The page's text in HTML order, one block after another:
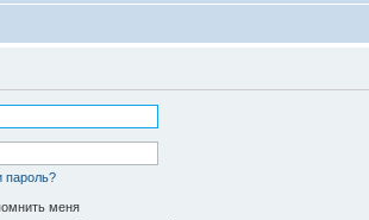
пароль?
меня